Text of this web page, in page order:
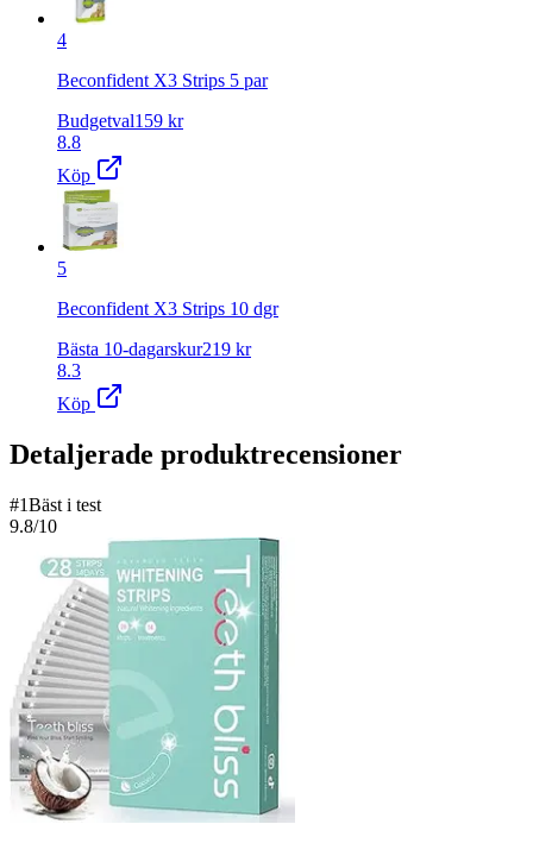
4
Beconfident X3 Strips 5 par
Budgetval159 kr
8.8
Köp
5
Beconfident X3 Strips 10 dgr
Bästa 10-dagarskur219 kr
8.3
Köp
Detaljerade produktrecensioner
#1Bäst i test
9.8/10